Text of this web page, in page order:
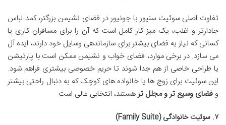
تفاوت اصلی سوئیت سنیور با جونیور در فضای نشیمن بزرگتر، کمد لباس
جادارتر و اغلب، یک میز کار کامل است که آن را برای مسافران کاری یا
کسانی که نیاز به فضای بیشتر برای سازماندهی وسایل خود دارند، ایده آل
می سازد. در برخی موارد، فضای خواب و نشیمن ممکن است با پارتیشن
یا طراحی خاصی از هم جدا شوند تا حریم خصوصی بیشتری فراهم شود.
این سوئیت برای زوج ها یا خانواده های کوچک که به دنبال راحتی بیشتر
و فضای وسیع تر و مجلل ترهستند، انتخابی عالی است.
۷. سوئیت خانوادگی (Family Suite)